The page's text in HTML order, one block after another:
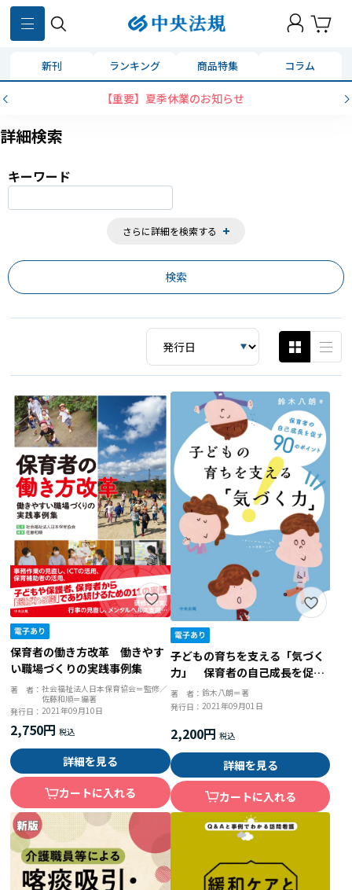
新刊 ランキング 商品特集 コラム
コンビニ決済に「セブンイレブン」を追加いたしました
詳細検索
キーワード
さらに詳細を検索する
859
保育者の働き方改革 働きやす
い職場づくりの実践事例集
著 者：社会福祉法人日本保育協会＝監修／
佐藤和順＝編著
発行日：2021年09月10日
2,750円
詳細を見る
カートに入れる
子どもの育ちを支える「気づく
力」 保育者の自己成長を促す
９０のポイント
著 者： 鈴木八朗＝著
発行日： 2021年09月01日
2,200円
詳細を見る
カートに入れる